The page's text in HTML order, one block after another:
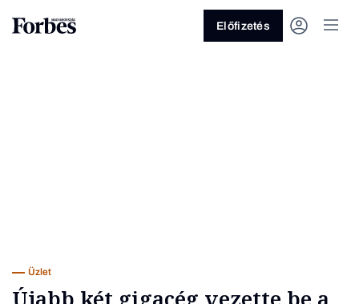
Előfizetés
Üzlet